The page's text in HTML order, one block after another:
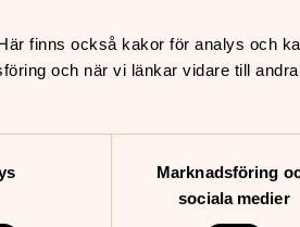
finns också kakor för analys och
och när vi länkar vidare till andra
Marknadsföring
sociala medier